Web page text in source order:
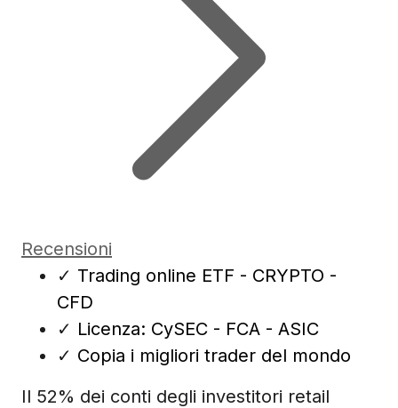
Recensioni
✓ Trading online ETF - CRYPTO -
CFD
✓ Licenza: CySEC - FCA - ASIC
✓ Copia i migliori trader del mondo
Il 52% dei conti degli investitori retail